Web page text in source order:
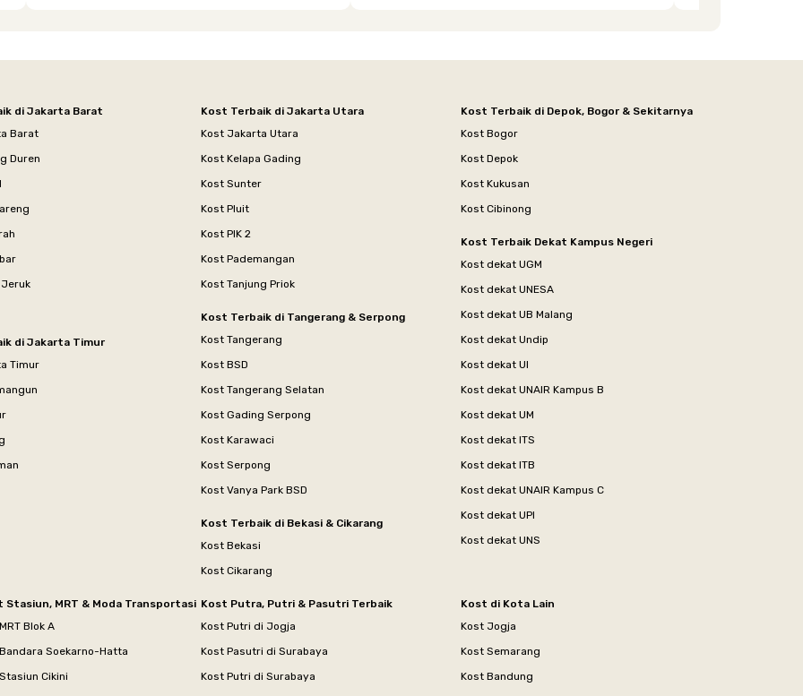
di Jakarta Barat
Barat
Duren
Jeruk
di Jakarta Timur
Timur
Kost Terbaik di Jakarta Utara
Kost Jakarta Utara
Kost Kelapa Gading
Kost Sunter
Kost Pluit
Kost PIK 2
Kost Pademangan
Kost Tanjung Priok
Kost Terbaik di Tangerang & Serpong
Kost Tangerang
Kost BSD
Kost Tangerang Selatan
Kost Gading Serpong
Kost Karawaci
Kost Serpong
Kost Vanya Park BSD
Kost Terbaik di Bekasi & Cikarang
Kost Bekasi
Kost Cikarang
Kost Terbaik di Depok, Bogor & Sekitarnya
Kost Bogor
Kost Depok
Kost Kukusan
Kost Cibinong
Kost Terbaik Dekat Kampus Negeri
Kost dekat UGM
Kost dekat UNESA
Kost dekat UB Malang
Kost dekat Undip
Kost dekat UI
Kost dekat UNAIR Kampus B
Kost dekat UM
Kost dekat ITS
Kost dekat ITB
Kost dekat UNAIR Kampus C
Kost dekat UPI
Kost dekat UNS
Stasiun, MRT & Moda Transportasi
Blok A
Soekarno-Hatta
Cikini
Kost Putra, Putri & Pasutri Terbaik
Kost Putri di Jogja
Kost Pasutri di Surabaya
Kost Putri di Surabaya
Kost di Kota Lain
Kost Jogja
Kost Semarang
Kost Bandung